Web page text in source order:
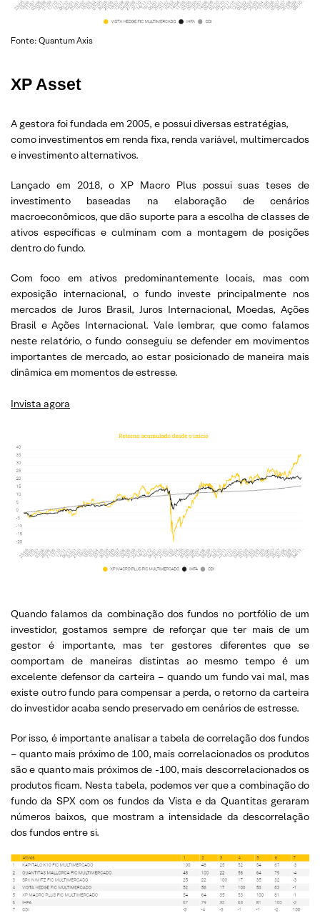
Fonte: Quantum Axis
XP Asset
A gestora foi fundada em 2005, e possui diversas estratégias,
como investimentos em renda fixa, renda variável, multimercados
e investimento alternativos.
Lançado em 2018, o XP Macro Plus possui suas teses de
investimento baseadas na elaboração de cenários
macroeconômicos, que dão suporte para a escolha de classes de
ativos específicas e culminam com a montagem de posições
dentro do fundo.
Com foco em ativos predominantemente locais, mas com
exposição internacional, o fundo investe principalmente nos
mercados de Juros Brasil, Juros Internacional, Moedas, Ações
Brasil e Ações Internacional. Vale lembrar, que como falamos
neste relatório, o fundo conseguiu se defender em movimentos
importantes de mercado, ao estar posicionado de maneira mais
dinâmica em momentos de estresse.
Invista agora
Quando falamos da combinação dos fundos no portfólio de um
investidor, gostamos sempre de reforçar que ter mais de um
gestor é importante, mas ter gestores diferentes que se
comportam de maneiras distintas ao mesmo tempo é um
excelente defensor da carteira – quando um fundo vai mal, mas
existe outro fundo para compensar a perda, o retorno da carteira
do investidor acaba sendo preservado em cenários de estresse.
Por isso, é importante analisar a tabela de correlação dos fundos
– quanto mais próximo de 100, mais correlacionados os produtos
são e quanto mais próximos de -100, mais descorrelacionados os
produtos ficam. Nesta tabela, podemos ver que a combinação do
fundo da SPX com os fundos da Vista e da Quantitas geraram
números baixos, que mostram a intensidade da descorrelação
dos fundos entre si.